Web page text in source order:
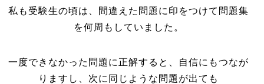
私も受験生の頃は、間違えた問題に印をつけて問題集
を何周もしていました。
一度できなかった問題に正解すると、自信にもつなが
りますし、次に同じような問題が出ても